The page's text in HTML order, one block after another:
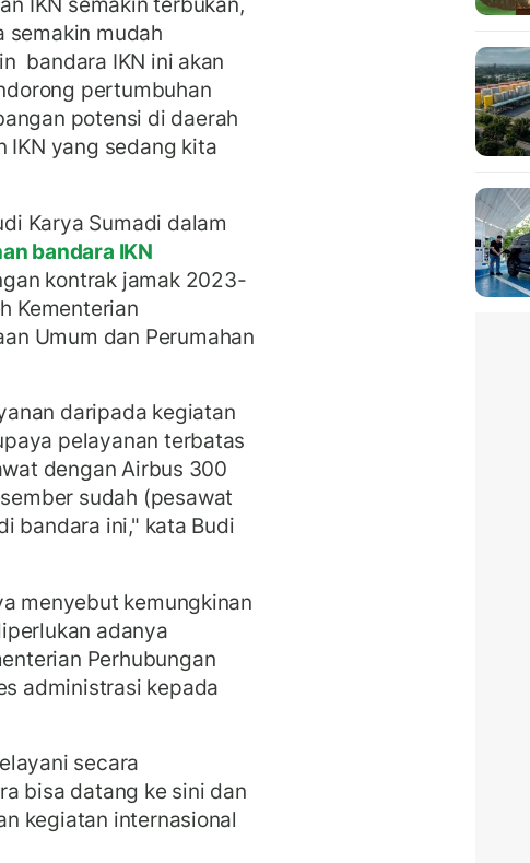
semakin mudah
bandara IKN ini akan
pertumbuhan
potensi di daerah
IKN yang sedang kita
Karya Sumadi dalam
bandara IKN
kontrak jamak 2023-
Kementerian
Umum dan Perumahan
daripada kegiatan
pelayanan terbatas
dengan Airbus 300
sudah (pesawat
bandara ini," kata Budi
menyebut kemungkinan
adanya
Perhubungan
administrasi kepada
secara
bisa datang ke sini dan
kegiatan internasional